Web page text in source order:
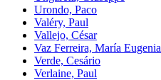
Urondo, Paco
Valéry, Paul
Vallejo, César
Vaz Ferreira, María Eugenia
Verde, Cesário
Verlaine, Paul